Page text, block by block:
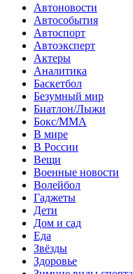
Автоновости
Автособытия
Автоспорт
Автоэксперт
Актеры
Аналитика
Баскетбол
Безумный мир
Биатлон/Лыжи
Бокс/MMA
В мире
В России
Вещи
Военные новости
Волейбол
Гаджеты
Дети
Дом и сад
Еда
Звёзды
Здоровье